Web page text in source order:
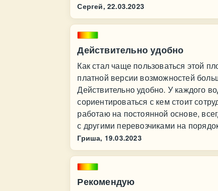
Сергей, 22.03.2023
Действительно удобно
Как стал чаще пользоваться этой
платной версии возможностей
Действительно удобно. У каждого
сориентироваться с кем стоит
работаю на постоянной основе,
с другими перевозчиками на
Гриша, 19.03.2023
Рекомендую